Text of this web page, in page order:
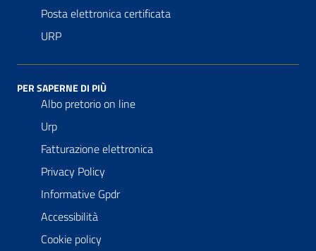
Posta elettronica certificata
URP
PER SAPERNE DI PIÙ
Albo pretorio on line
Urp
Fatturazione elettronica
Privacy Policy
Informative Gpdr
Accessibilità
Cookie policy